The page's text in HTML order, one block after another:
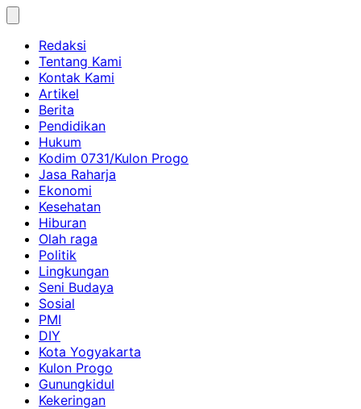
Skip
contentRedaksi
Tentang Kami
Kontak Kami
Artikel
Berita
Pendidikan
Hukum
Kodim 0731/Kulon Progo
Jasa Raharja
Ekonomi
Kesehatan
Hiburan
Olah raga
Politik
Lingkungan
Seni Budaya
Sosial
PMI
DIY
Kota Yogyakarta
Kulon Progo
Gunungkidul
Kekeringan